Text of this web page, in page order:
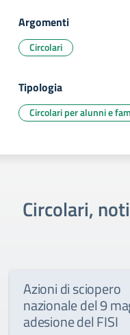
Argomenti
Circolari
Tipologia
Circolari per alunni e
Circolari,
Azioni di sciopero
nazionale del 9
adesione del FISI